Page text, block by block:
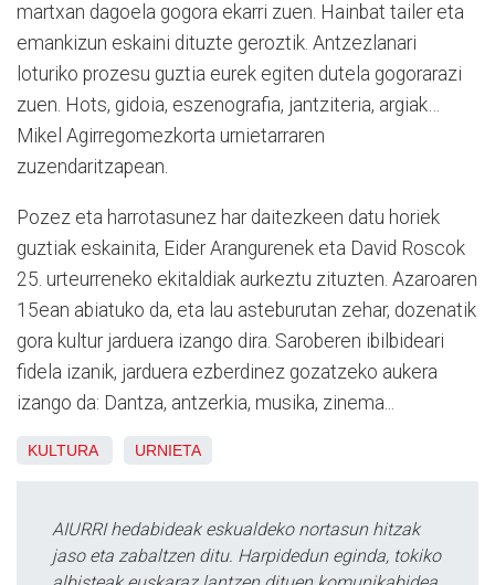
martxan dagoela gogora ekarri zuen. Hainbat tailer eta
emankizun eskaini dituzte geroztik. Antzezlanari
loturiko prozesu guztia eurek egiten dutela gogorarazi
zuen. Hots, gidoia, eszenografia, jantziteria, argiak…
Mikel Agirregomezkorta urnietarraren
zuzendaritzapean.
Pozez eta harrotasunez har daitezkeen datu horiek
guztiak eskainita, Eider Arangurenek eta David Roscok
25. urteurreneko ekitaldiak aurkeztu zituzten. Azaroaren
15ean abiatuko da, eta lau asteburutan zehar, dozenatik
gora kultur jarduera izango dira. Saroberen ibilbideari
fidela izanik, jarduera ezberdinez gozatzeko aukera
izango da: Dantza, antzerkia, musika, zinema...
KULTURA URNIETA
AIURRI hedabideak eskualdeko nortasun hitzak
jaso eta zabaltzen ditu. Harpidedun eginda, tokiko